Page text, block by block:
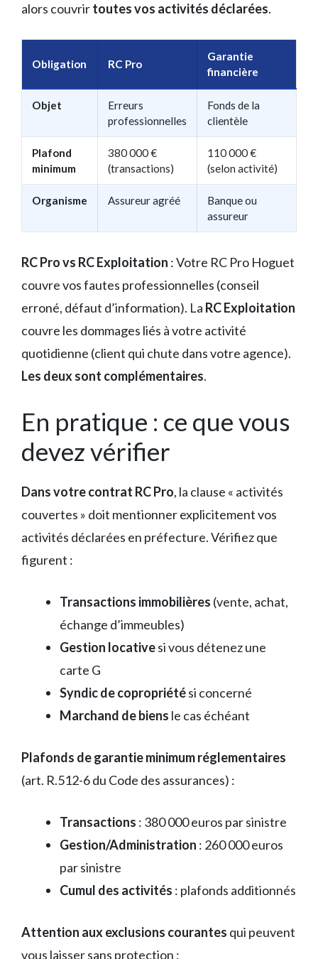
alors couvrirtoutes vos activités déclarées.
Obligation RC Pro
Garantie
financière
Objet
Erreurs
professionnelles
Fonds de la
clientèle
Plafond
minimum
380 000 €
(transactions)
110 000 €
(selon activité)
Organisme Assureur agréé
Banque ou
assureur
RC Pro vs RC Exploitation : Votre RC Pro Hoguet
couvre vos fautes professionnelles (conseil
erroné, défaut d’information). La RC Exploitation
couvre les dommages liés à votre activité
quotidienne (client qui chute dans votre agence).
Les deux sont complémentaires.
En pratique : ce que vous
devez vérifier
Dans votre contrat RC Pro, la clause « activités
couvertes » doit mentionner explicitement vos
activités déclarées en préfecture. Vérifiez que
figurent :
Transactions immobilières (vente, achat,
échange d’immeubles)
Gestion locativesi vous détenez une
carte G
Syndic de copropriétési concerné
Marchand de biens le cas échéant
Plafonds de garantie minimum réglementaires
(art. R.512-6 du Code des assurances) :
Transactions : 380 000 euros par sinistre
Gestion/Administration : 260 000 euros
par sinistre
Cumul des activités : plafonds additionnés
Attention aux exclusions courantes qui peuvent
vous laisser sans protection :